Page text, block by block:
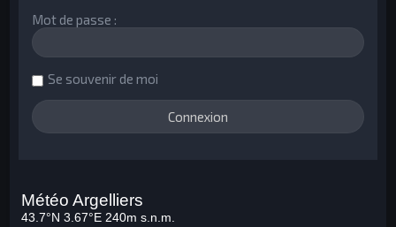
Mot de passe :
Se souvenir de moi